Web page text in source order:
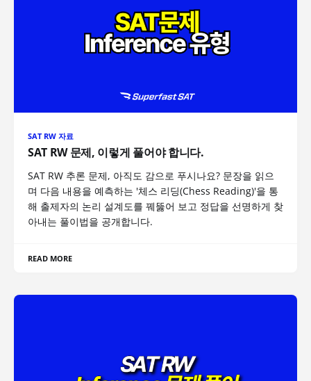
SAT RW 자료
SAT RW 문제, 이렇게 풀어야 합니다.
SAT RW 추론 문제, 아직도 감으로 푸시나요? 문장을 읽으
며 다음 내용을 예측하는 '체스 리딩(Chess Reading)'을 통
해 출제자의 논리 설계도를 꿰뚫어 보고 정답을 선명하게 찾
아내는 풀이법을 공개합니다.
READ MORE